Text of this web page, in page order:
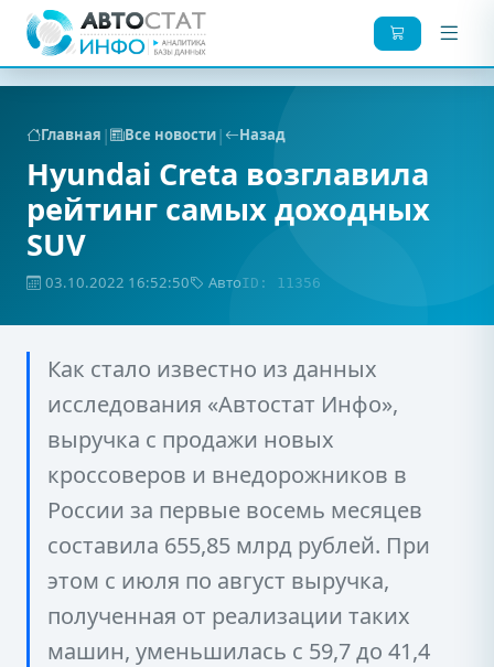
Главная | Все новости| Назад
Hyundai Creta возглавила
рейтинг самых доходных
SUV
03.10.2022 16:52:50 АвтоID: 11356
Как стало известно из данных
исследования «Автостат Инфо»,
выручка с продажи новых
кроссоверов и внедорожников в
России за первые восемь месяцев
составила 655,85 млрд рублей. При
этом с июля по август выручка,
полученная от реализации таких
машин, уменьшилась с 59,7 до 41,4